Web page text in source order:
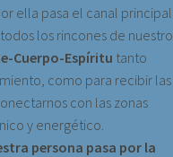
ella pasa el canal principal
los rincones de nuestro
Cuerpo-Espíritu tanto
como para recibir las
con las zonas
y energético.
persona pasa por la